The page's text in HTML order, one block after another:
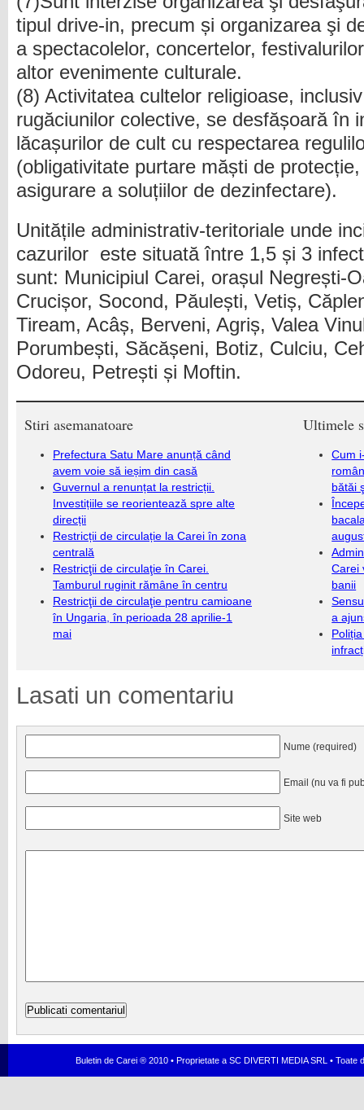
tipul drive-in, precum și organizarea şi
a spectacolelor, concertelor,
altor evenimente culturale.
(8) Activitatea cultelor religioase,
rugăciunilor colective, se desfășoară în
lăcașurilor de cult cu respectarea
(obligativitate purtare măști de
asigurare a soluțiilor de dezinfectare).
Unitățile administrativ-teritoriale unde
cazurilor este situată între 1,5 și 3
sunt: Municipiul Carei, orașul Negrești-
Crucișor, Socond, Păulești, Vetiș,
Tiream, Acâș, Berveni, Agriș, Valea
Porumbești, Săcășeni, Botiz, Culciu,
Odoreu, Petrești și Moftin.
Stiri asemanatoare
Prefectura Satu Mare anunță când
avem voie să ieșim din casă
Guvernul a renunțat la restricții.
Investițiile se reorientează spre alte
direcții
Restricții de circulație la Carei în zona
centrală
Restricţii de circulaţie în Carei.
Tamburul ruginit rămâne în centru
Restricţii de circulaţie pentru camioane
în Ungaria, în perioada 28 aprilie-1
mai
Ultimele
Cum
bătăi
Carei
banii
a
Lasati un comentariu
Nume (required)
Email (nu va fi
Site web
Buletin de Carei ® 2010 • Proprietate a SC DIVERTI MEDIA SRL •